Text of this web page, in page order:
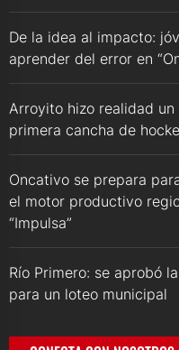
De la idea al impacto:
aprender del error en
Arroyito hizo realidad un
primera cancha de
Oncativo se prepara
el motor productivo
“Impulsa”
Río Primero: se aprobó
para un loteo municipal